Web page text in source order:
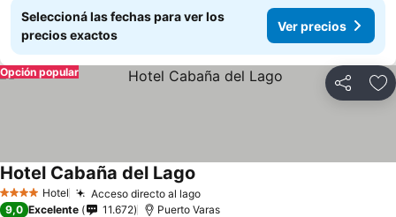
Seleccioná las fechas para ver los
precios exactos
Ver precios
Compartir
Opción popular
4 EstrellasHotel Acceso directo al lago
Hotel Cabaña del Lago
9,0 Excelente 11.672 Puerto Varas